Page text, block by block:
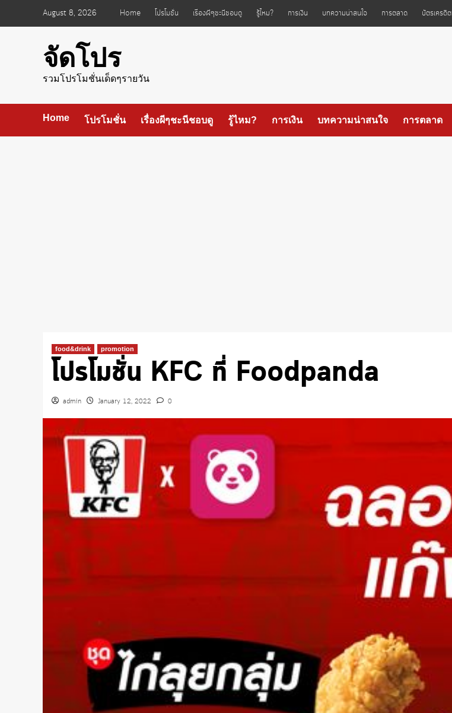
August 8, 2026 Home โปรโมชั่น เรื่องผีๆชะนีชอบดู รู้ไหม? การเงิน บทความน่าสนใจ การตลาด บัตรเครดิต
จัดโปร
รวมโปรโมชั่นเด็ดๆรายวัน
Home โปรโมชั่น เรื่องผีๆชะนีชอบดู รู้ไหม? การเงิน บทความน่าสนใจ การตลาด
food&drink promotion
โปรโมชั่น KFC ที่ Foodpanda
admin January 12, 2022 0